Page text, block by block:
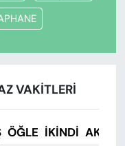
VAKITLERI
ÖĞLE İKINDI